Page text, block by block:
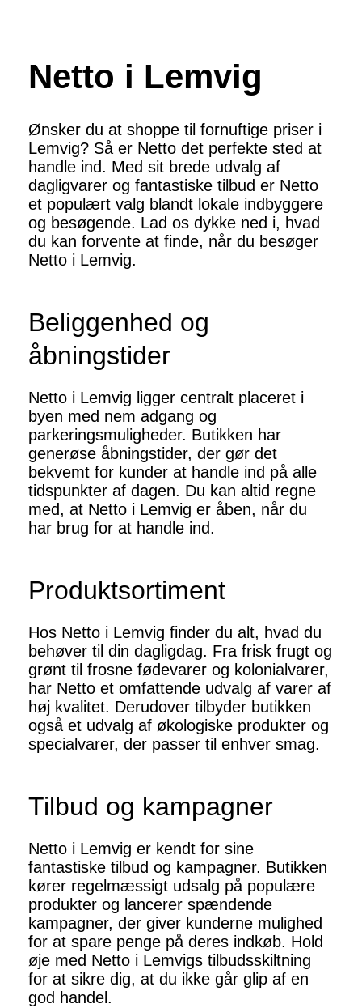
Netto i Lemvig
Ønsker du at shoppe til fornuftige priser i
Lemvig? Så er Netto det perfekte sted at
handle ind. Med sit brede udvalg af
dagligvarer og fantastiske tilbud er Netto
et populært valg blandt lokale indbyggere
og besøgende. Lad os dykke ned i, hvad
du kan forvente at finde, når du besøger
Netto i Lemvig.
Beliggenhed og
åbningstider
Netto i Lemvig ligger centralt placeret i
byen med nem adgang og
parkeringsmuligheder. Butikken har
generøse åbningstider, der gør det
bekvemt for kunder at handle ind på alle
tidspunkter af dagen. Du kan altid regne
med, at Netto i Lemvig er åben, når du
har brug for at handle ind.
Produktsortiment
Hos Netto i Lemvig finder du alt, hvad du
behøver til din dagligdag. Fra frisk frugt og
grønt til frosne fødevarer og kolonialvarer,
har Netto et omfattende udvalg af varer af
høj kvalitet. Derudover tilbyder butikken
også et udvalg af økologiske produkter og
specialvarer, der passer til enhver smag.
Tilbud og kampagner
Netto i Lemvig er kendt for sine
fantastiske tilbud og kampagner. Butikken
kører regelmæssigt udsalg på populære
produkter og lancerer spændende
kampagner, der giver kunderne mulighed
for at spare penge på deres indkøb. Hold
øje med Netto i Lemvigs tilbudsskiltning
for at sikre dig, at du ikke går glip af en
god handel.